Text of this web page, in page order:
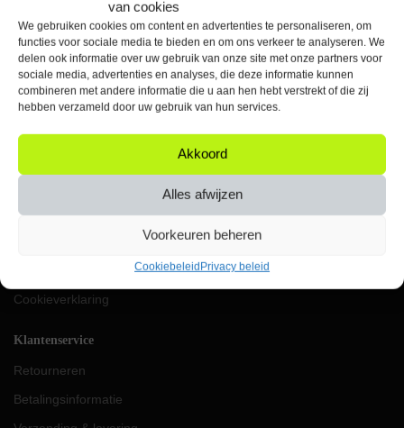
van cookies
We gebruiken cookies om content en advertenties te personaliseren, om
functies voor sociale media te bieden en om ons verkeer te analyseren. We
delen ook informatie over uw gebruik van onze site met onze partners voor
sociale media, advertenties en analyses, die deze informatie kunnen
combineren met andere informatie die u aan hen hebt verstrekt of die zij
hebben verzameld door uw gebruik van hun services.
Akkoord
Alles afwijzen
Voorkeuren beheren
CookiebeleidPrivacy beleid
Elke werkdag bereikbaar
tussen 09:00 & 17:00 uur
KVK: 87624419
VAT: NL004453656B91
IBAN: NL69RABO0357049896
Werken bij Orbit
Algemene voorwaarden
Cookieverklaring
Klantenservice
Retourneren
Betalingsinformatie